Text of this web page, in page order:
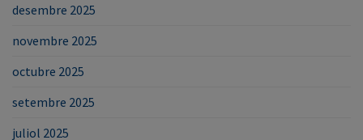
desembre 2025
novembre 2025
octubre 2025
setembre 2025
juliol 2025